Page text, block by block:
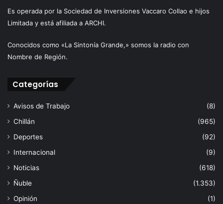
Es operada por la Sociedad de Inversiones Vaccaro Collao e hijos
Limitada y está afiliada a ARCHI.
Conocidos como «La Sintonía Grande,» somos la radio con
Nombre de Región.
Categorías
Avisos de Trabajo
(8)
Chillán
(965)
Deportes
(92)
Internacional
(9)
Noticias
(618)
Ñuble
(1.353)
Opinión
(1)